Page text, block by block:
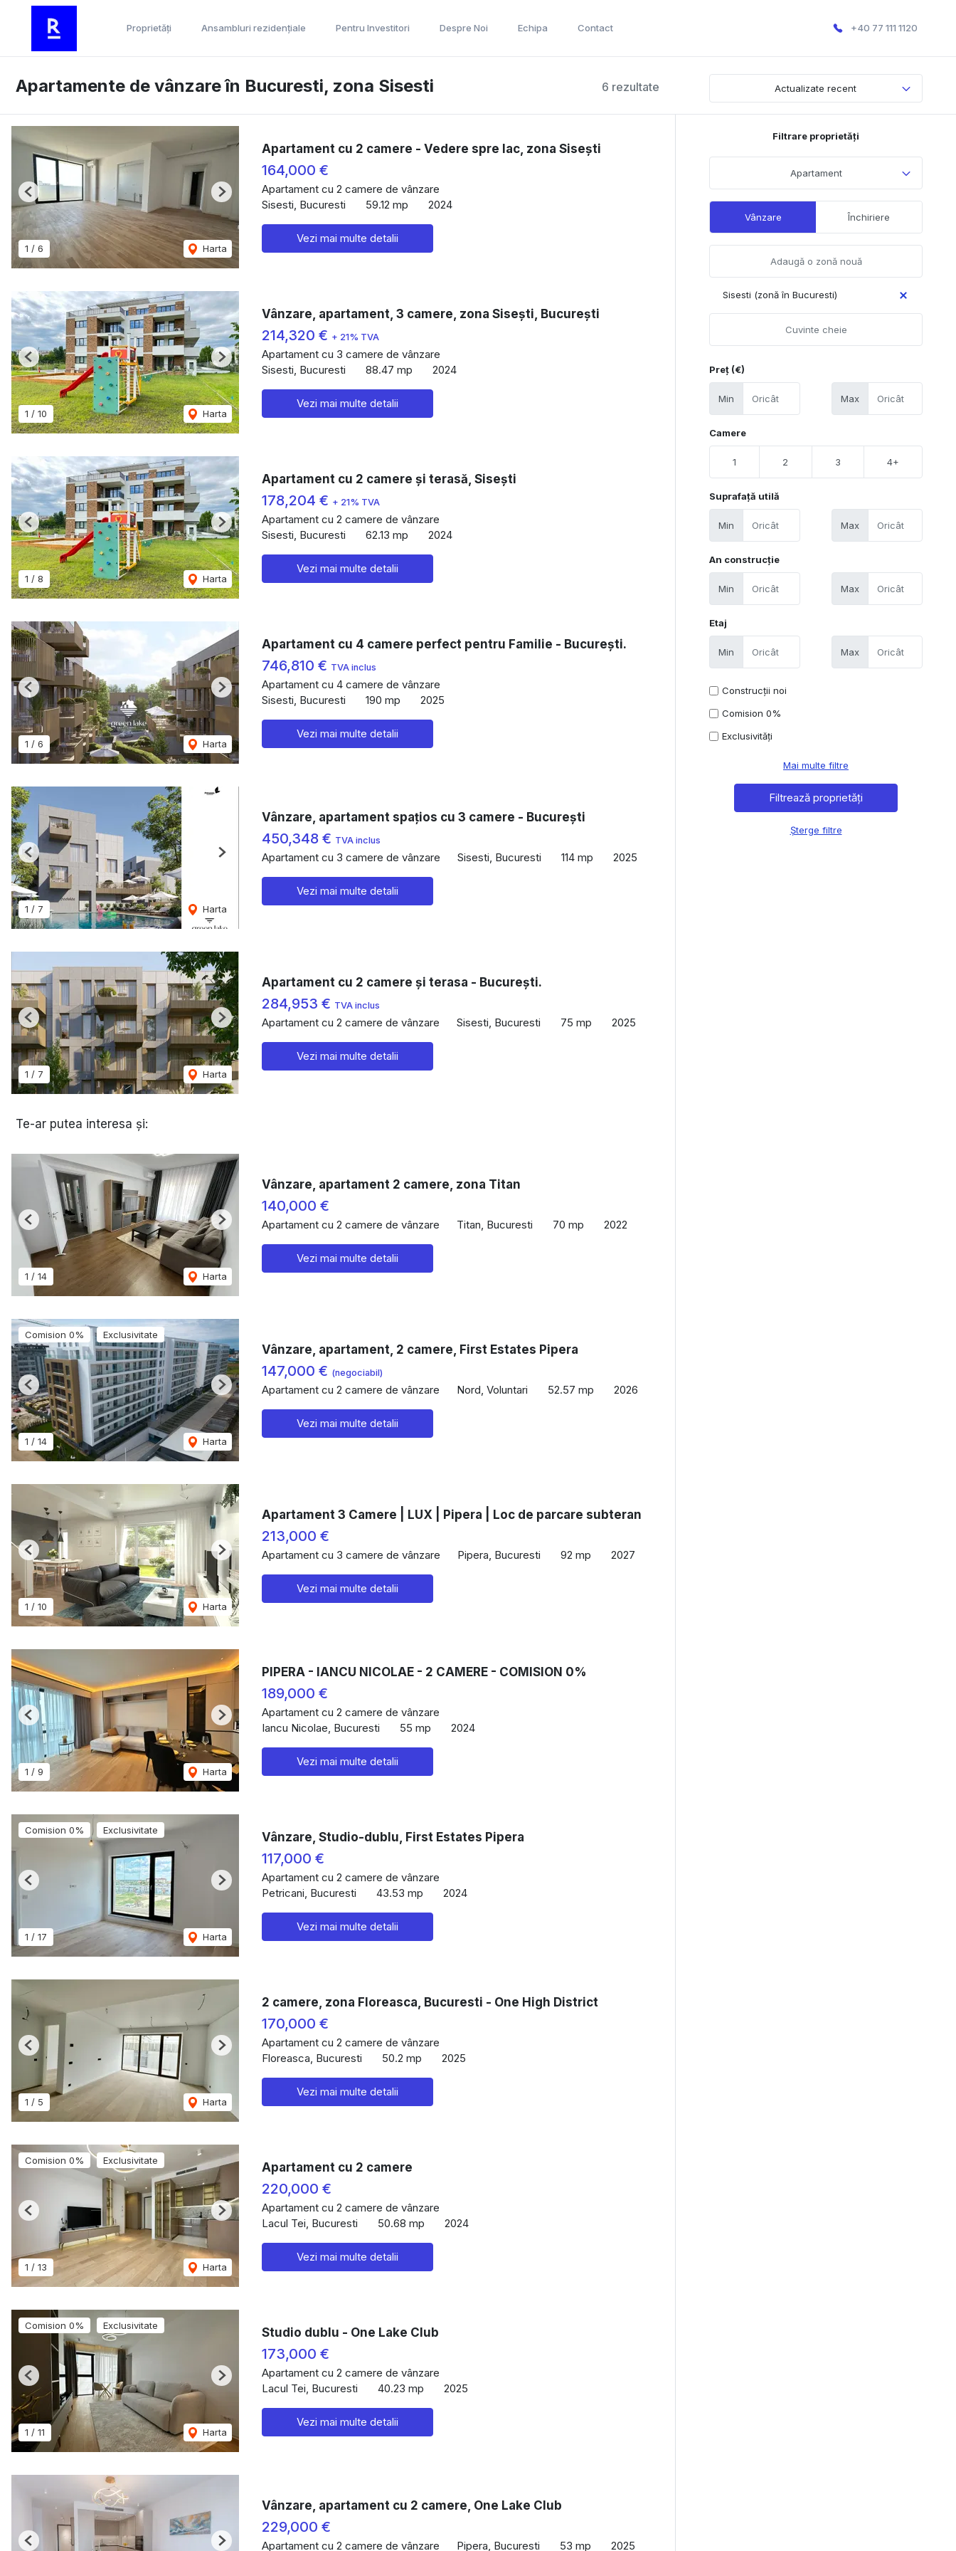
Proprietăți Ansambluri rezidențiale Pentru Investitori Despre Noi Echipa Contact +40 77 111 1120
6 rezultate
Apartamente de vânzare în Bucuresti, zona Sisesti Actualizate recent
1 / 6 Harta
Previous Next
Apartament cu 2 camere - Vedere spre lac, zona Sisești
164,000 €
Apartament cu 2 camere de vânzare
Sisesti, Bucuresti
59.12 mp 2024
Vezi mai multe detalii
1 / 10 Harta
Previous Next
Vânzare, apartament, 3 camere, zona Sisești, București
214,320 € + 21% TVA
Apartament cu 3 camere de vânzare
Sisesti, Bucuresti
88.47 mp 2024
Vezi mai multe detalii
1 / 8 Harta
Previous Next
Apartament cu 2 camere și terasă, Sisești
178,204 € + 21% TVA
Apartament cu 2 camere de vânzare
Sisesti, Bucuresti
62.13 mp 2024
Vezi mai multe detalii
1 / 6 Harta
Previous Next
Apartament cu 4 camere perfect pentru Familie - București.
746,810 € TVA inclus
Apartament cu 4 camere de vânzare
Sisesti, Bucuresti
190 mp 2025
Vezi mai multe detalii
1 / 7 Harta
Previous Next
Vânzare, apartament spațios cu 3 camere - București
450,348 € TVA inclus
Apartament cu 3 camere de vânzare Sisesti, Bucuresti 114 mp 2025
Vezi mai multe detalii
1 / 7 Harta
Previous Next
Apartament cu 2 camere și terasa - București.
284,953 € TVA inclus
Apartament cu 2 camere de vânzare Sisesti, Bucuresti 75 mp 2025
Vezi mai multe detalii
Te-ar putea interesa și:
1 / 14 Harta
Previous Next
Vânzare, apartament 2 camere, zona Titan
140,000 €
Apartament cu 2 camere de vânzare Titan, Bucuresti 70 mp 2022
Vezi mai multe detalii
Comision 0% Exclusivitate
1 / 14 Harta
Previous Next
Vânzare, apartament, 2 camere, First Estates Pipera
147,000 € (negociabil)
Apartament cu 2 camere de vânzare Nord, Voluntari 52.57 mp 2026
Vezi mai multe detalii
1 / 10 Harta
Previous Next
Apartament 3 Camere | LUX | Pipera | Loc de parcare subteran
213,000 €
Apartament cu 3 camere de vânzare Pipera, Bucuresti 92 mp 2027
Vezi mai multe detalii
1 / 9 Harta
Previous Next
PIPERA - IANCU NICOLAE - 2 CAMERE - COMISION 0%
189,000 €
Apartament cu 2 camere de vânzare
Iancu Nicolae, Bucuresti
55 mp 2024
Vezi mai multe detalii
Comision 0% Exclusivitate
1 / 17 Harta
Previous Next
Vânzare, Studio-dublu, First Estates Pipera
117,000 €
Apartament cu 2 camere de vânzare
Petricani, Bucuresti
43.53 mp 2024
Vezi mai multe detalii
1 / 5 Harta
Previous Next
2 camere, zona Floreasca, Bucuresti - One High District
170,000 €
Apartament cu 2 camere de vânzare
Floreasca, Bucuresti
50.2 mp 2025
Vezi mai multe detalii
Comision 0% Exclusivitate
1 / 13 Harta
Previous Next
Apartament cu 2 camere
220,000 €
Apartament cu 2 camere de vânzare
Lacul Tei, Bucuresti
50.68 mp 2024
Vezi mai multe detalii
Comision 0% Exclusivitate
1 / 11 Harta
Previous Next
Studio dublu - One Lake Club
173,000 €
Apartament cu 2 camere de vânzare
Lacul Tei, Bucuresti
40.23 mp 2025
Vezi mai multe detalii
Previous Next
Vânzare, apartament cu 2 camere, One Lake Club
229,000 €
Apartament cu 2 camere de vânzare Pipera, Bucuresti 53 mp 2025
Filtrare proprietăți
Apartament
Vânzare Închiriere
Sisesti (zonă în Bucuresti)
Preț (€)
Min Max
Camere
1 2 3 4+
Suprafață utilă
Min Max
An construcție
Min Max
Etaj
Min Max
Construcții noi
Comision 0%
Exclusivități
Mai multe filtre
Șterge filtre